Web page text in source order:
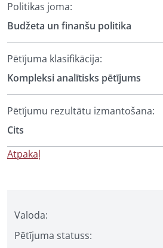
Valoda:
Pētījuma statuss:
Politikas joma:
Budžeta un finanšu politika
Pētījuma klasifikācija:
Kompleksi analītisks pētījums
Pētījumu rezultātu izmantošana:
Cits
Atpakaļ